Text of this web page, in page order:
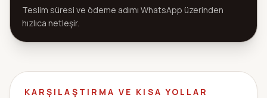
Teslim süresi ve ödeme adımı WhatsApp üzerinden
hızlıca netleşir.
KARŞILAŞTIRMA VE KISA YOLLAR